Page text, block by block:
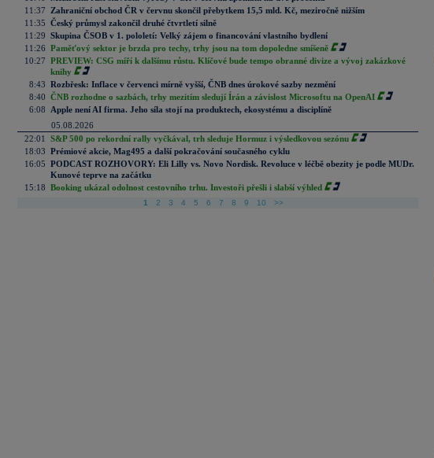
11:37
Zahraniční obchod ČR v červnu skončil přebytkem 15,5 mld. Kč, meziročně nižším
11:35 Český průmysl zakončil druhé čtvrtletí silně
11:29 Skupina ČSOB v 1. pololetí: Velký zájem o financování vlastního bydlení
11:26 Paměťový sektor je brzda pro techy, trhy jsou na tom dopoledne smíšeně
10:27 PREVIEW: CSG míří k dalšímu růstu. Klíčové bude tempo obranné divize a vývoj zakázkové
knihy
8:43 Rozbřesk: Inflace v červenci mírně vyšší, ČNB dnes úrokové sazby nezmění
8:40 ČNB rozhodne o sazbách, trhy mezitím sledují Írán a závislost Microsoftu na OpenAI
6:08
Apple není AI firma. Jeho síla stojí na produktech, ekosystému a disciplíně
05.08.2026
22:01
S&P 500 po rekordní rally vyčkával, trh sleduje Hormuz i výsledkovou sezónu
18:03 Prémiové akcie, Mag495 a další pokračování současného cyklu
16:05 PODCAST ROZHOVORY: Eli Lilly vs. Novo Nordisk. Revoluce v léčbě obezity je podle MUDr.
Kunové teprve na začátku
15:18 Booking ukázal odolnost cestovního trhu. Investoři přešli i slabší výhled
1 2 3 4 5 6 7 8 9 10 >>